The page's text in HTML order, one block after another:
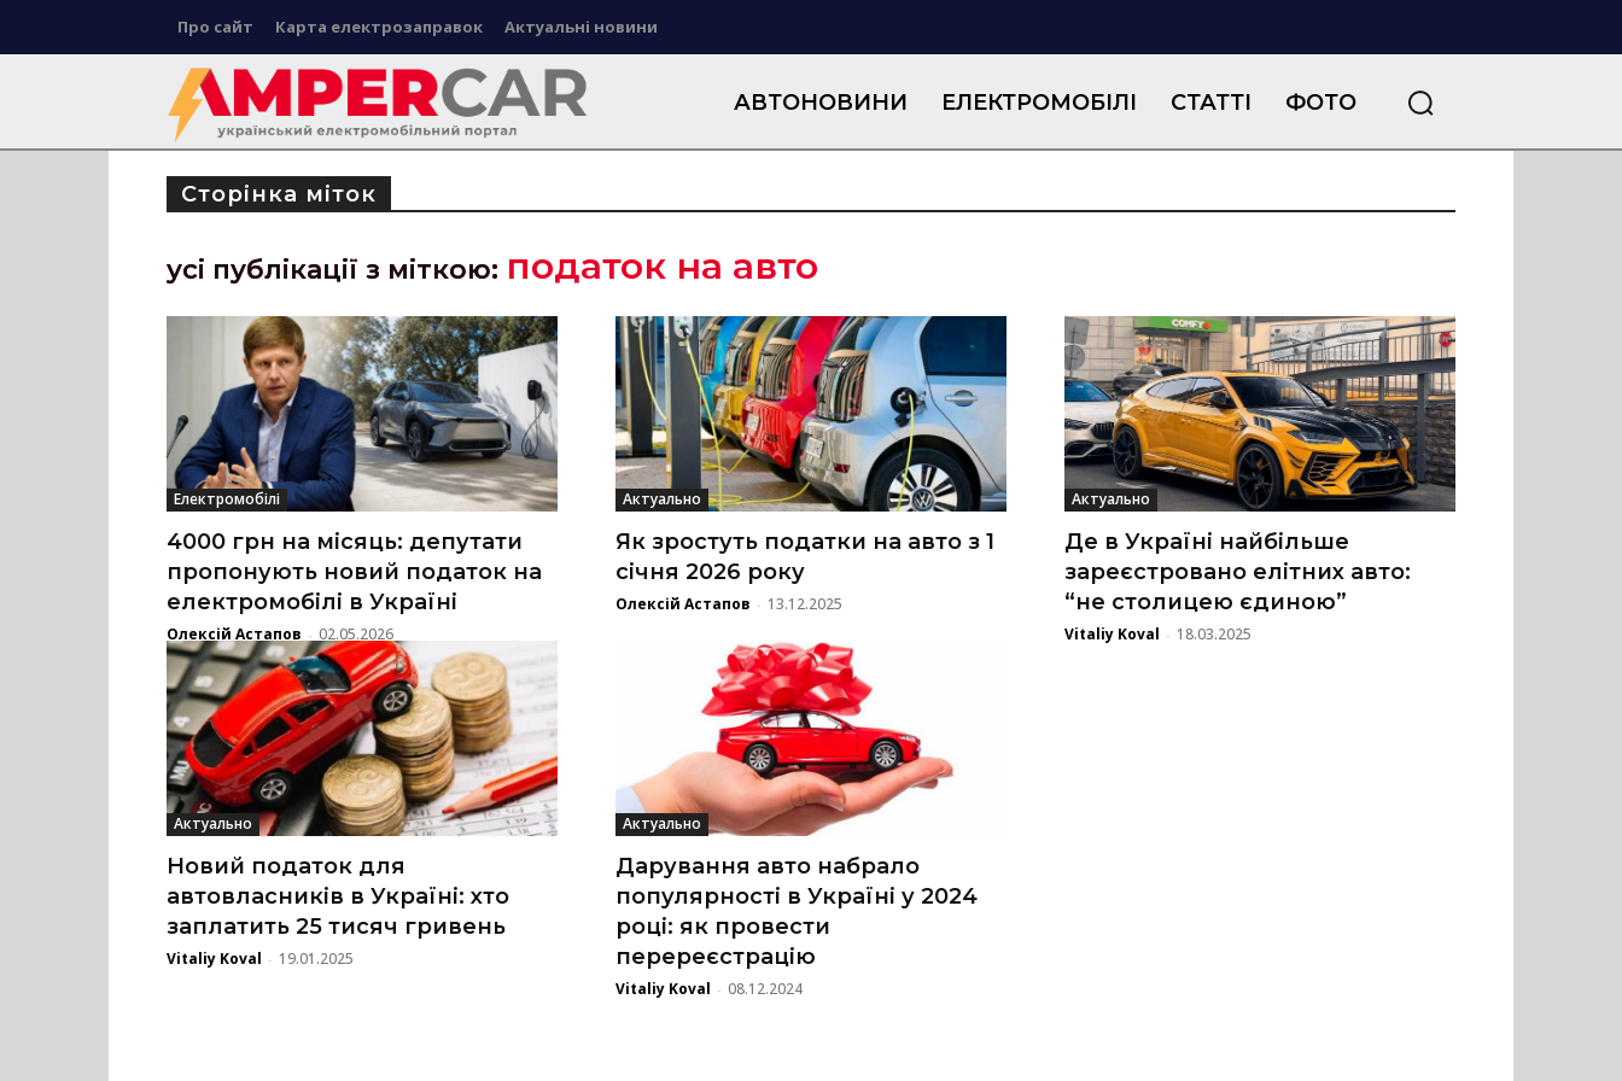
Про сайт Карта електрозаправок Актуальні новини
АВТОНОВИНИ ЕЛЕКТРОМОБІЛІ СТАТТІ ФОТО
Сторінка міток
усі публікації з міткою: податок на авто
Електромобілі
4000 грн на місяць: депутати
пропонують новий податок на
електромобілі в Україні
Олексій Астапов - 02.05.2026
Актуально
Як зростуть податки на авто з 1
січня 2026 року
Олексій Астапов - 13.12.2025
Актуально
Де в Україні найбільше
зареєстровано елітних авто:
“не столицею єдиною”
Vitaliy Koval - 18.03.2025
Актуально
Новий податок для
автовласників в Україні: хто
заплатить 25 тисяч гривень
Vitaliy Koval - 19.01.2025
Актуально
Дарування авто набрало
популярності в Україні у 2024
році: як провести
перереєстрацію
Vitaliy Koval - 08.12.2024